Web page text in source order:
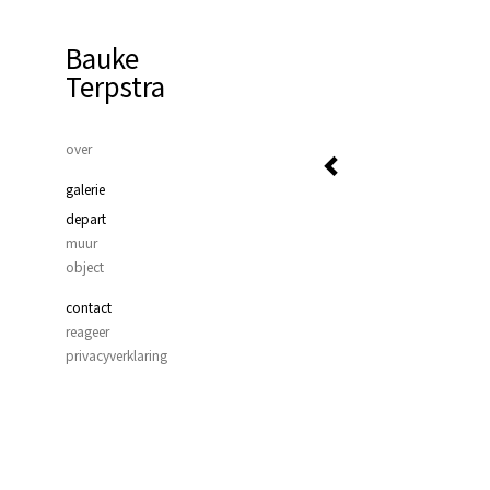
Bauke
Terpstra
over
galerie
depart
muur
object
contact
reageer
privacyverklaring